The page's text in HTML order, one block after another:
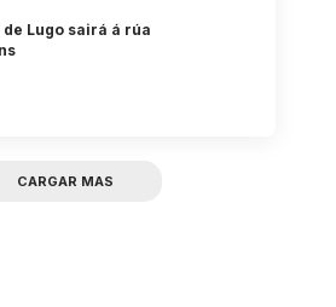
de Lugo sairá á rúa
CARGAR MAS